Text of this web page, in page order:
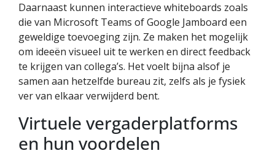
Daarnaast kunnen interactieve whiteboards zoals
die van Microsoft Teams of Google Jamboard een
geweldige toevoeging zijn. Ze maken het mogelijk
om ideeën visueel uit te werken en direct feedback
te krijgen van collega’s. Het voelt bijna alsof je
samen aan hetzelfde bureau zit, zelfs als je fysiek
ver van elkaar verwijderd bent.
Virtuele vergaderplatforms
en hun voordelen